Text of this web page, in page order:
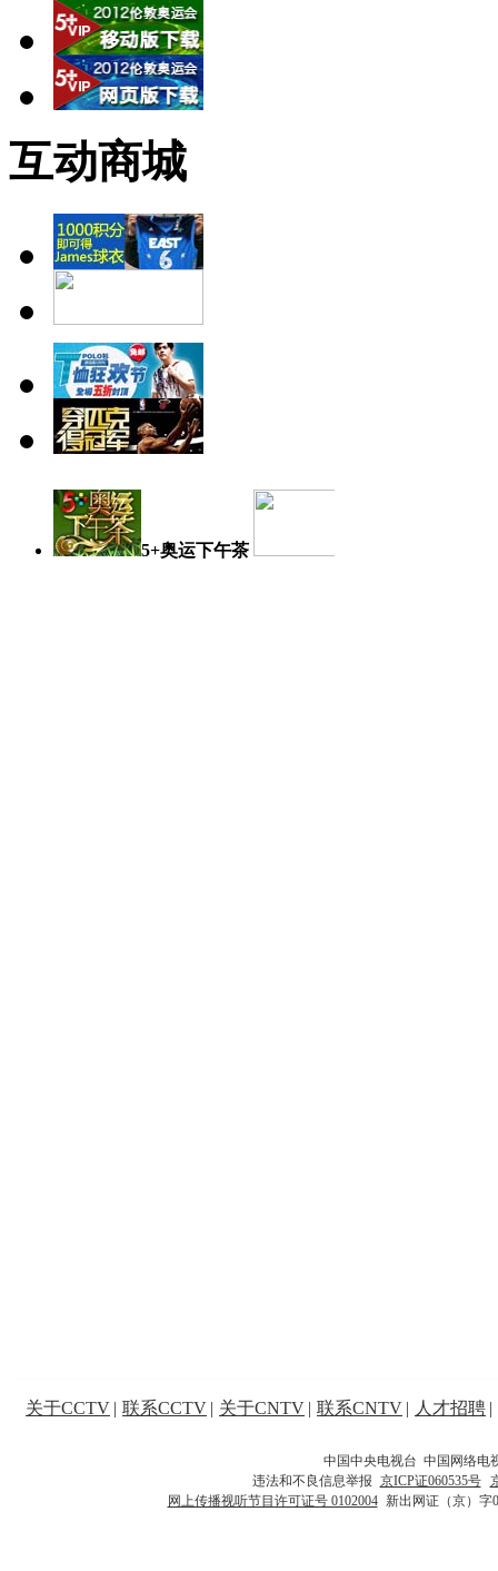
互动商城
5+奥运下午茶
关于CCTV | 联系CCTV | 关于CNTV | 联系CNTV | 人才招聘 |
中国中央电视台 中国网络电
违法和不良信息举报 京ICP证060535号
网上传播视听节目许可证号 0102004 新出网证（京）